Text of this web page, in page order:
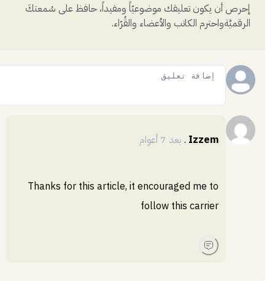
إحرص أن يكون تعليقك موضوعيّاً ومفيداً، حافظ على سُمعتكَ
الرقميَّةواحترم الكاتب والأعضاء والقُرّاء.
Izzem
. بعد 7 أعوام
Thanks for this article, it encouraged me to
follow this carrier